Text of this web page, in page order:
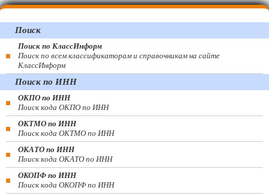
Поиск
Поиск по КлассИнформ
Поиск по всем классификаторам и справочникам на сайте
КлассИнформ
Поиск по ИНН
ОКПО по ИНН
Поиск кода ОКПО по ИНН
ОКТМО по ИНН
Поиск кода ОКТМО по ИНН
ОКАТО по ИНН
Поиск кода ОКАТО по ИНН
ОКОПФ по ИНН
Поиск кода ОКОПФ по ИНН